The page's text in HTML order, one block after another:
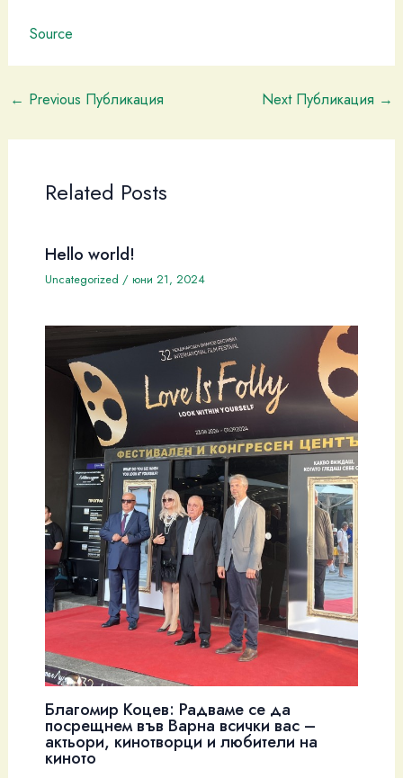
Source
← Previous Публикация Next Публикация →
Related Posts
Hello world!
Uncategorized / юни 21, 2024
Благомир Коцев: Радваме се да
посрещнем във Варна всички вас –
актьори, кинотворци и любители на
киното